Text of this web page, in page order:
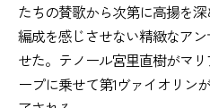
たちの賛歌から次第に高揚を
編成を感じさせない精緻なア
せた。テノール宮里直樹がマ
ープに乗せて第1ヴァイオリン